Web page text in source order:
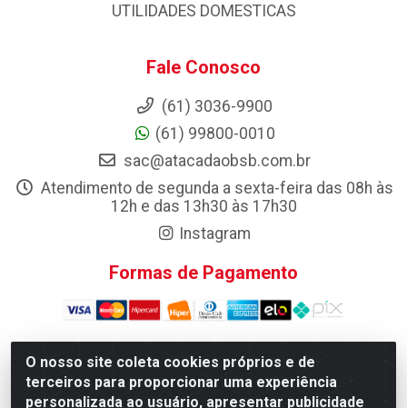
O nosso site coleta cookies próprios e de
terceiros para proporcionar uma experiência
personalizada ao usuário, apresentar publicidade
UTILIDADES DOMESTICAS
Fale Conosco
(61) 3036-9900
(61) 99800-0010
sac@atacadaobsb.com.br
Atendimento de segunda a sexta-feira das 08h às
12h e das 13h30 às 17h30
Instagram
Formas de Pagamento
Atacadao da Limpeza F. Pereira Queiroz Comercio e
Distribuicao LTDA - Quadra Qi 10 Lotes 39 e, 41 - Setor